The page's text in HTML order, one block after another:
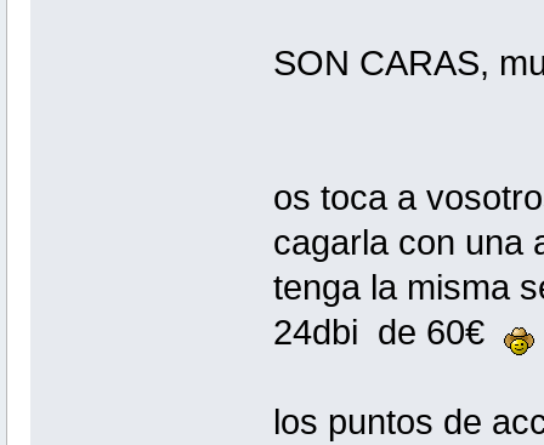
SON CARAS,
os toca a
cagarla con una
tenga la misma
24dbi de 60€
los puntos de